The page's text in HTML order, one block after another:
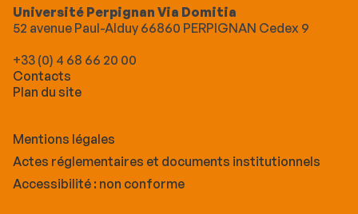
Université Perpignan Via Domitia
52 avenue Paul-Alduy 66860 PERPIGNAN Cedex 9
+33 (0) 4 68 66 20 00
Contacts
Plan du site
Mentions légales
Actes réglementaires et documents institutionnels
Accessibilité : non conforme